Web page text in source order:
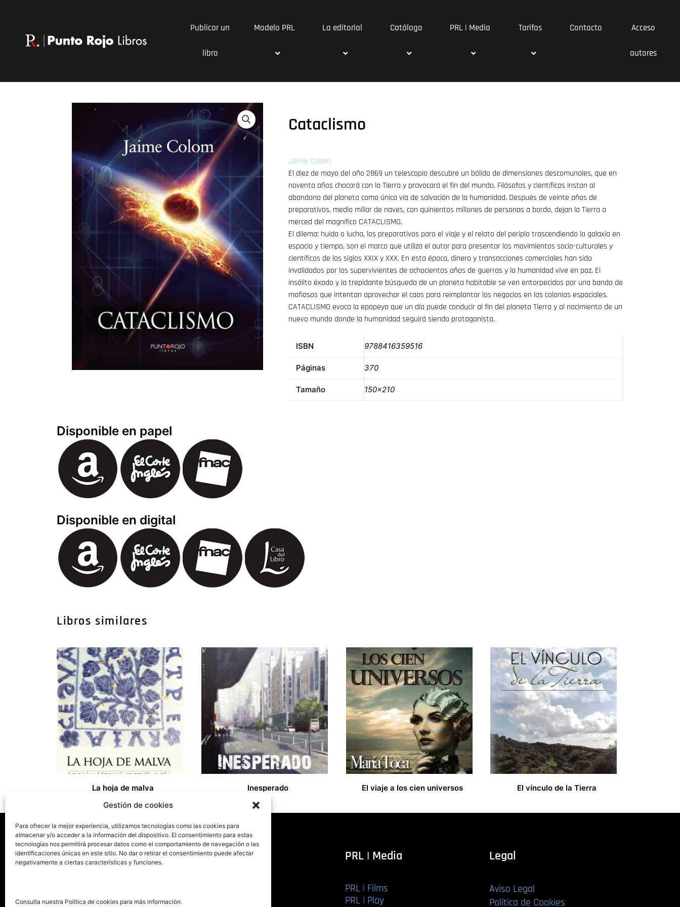
Gestión de cookies
Para ofrecer la mejor experiencia, utilizamos tecnologías como las cookies para
almacenar y/o acceder a la información del dispositivo. El consentimiento para estas
tecnologías nos permitirá procesar datos como el comportamiento de navegación o las
identificaciones únicas en este sitio. No dar o retirar el consentimiento puede afectar
negativamente a ciertas características y funciones.
Consulta nuestra Política de cookies para más información.
Publicar un
libro
Modelo PRL La editorial Catálogo PRL | Media Tarifas Contacto Acceso
autores
Cataclismo
Jaime Colom
El diez de mayo del año 2869 un telescopio descubre un bólido de dimensiones descomunales, que en
noventa años chocará con la Tierra y provocará el fin del mundo. Filósofos y científicos instan al
abandono del planeta como única vía de salvación de la humanidad. Después de veinte años de
preparativos, medio millar de naves, con quinientos millones de personas a bordo, dejan la Tierra a
merced del magnífico CATACLISMO.
El dilema: huida o lucha, los preparativos para el viaje y el relato del periplo trascendiendo la galaxia en
espacio y tiempo, son el marco que utiliza el autor para presentar los movimientos socio-culturales y
científicos de los siglos XXIX y XXX. En esta época, dinero y transacciones comerciales han sido
invalidados por los supervivientes de ochocientos años de guerras y la humanidad vive en paz. El
insólito éxodo y la trepidante búsqueda de un planeta habitable se ven entorpecidos por una banda de
mafiosos que intentan aprovechar el caos para reimplantar los negocios en las colonias espaciales.
CATACLISMO evoca la epopeya que un día puede conducir al fin del planeta Tierra y al nacimiento de un
nuevo mundo donde la humanidad seguirá siendo protagonista.
ISBN 9788416359516
Páginas 370
Tamaño 150×210
Disponible en papel
Disponible en digital
Libros similares
La hoja de malva Inesperado El viaje a los cien universos El vínculo de la Tierra
pionero de autoedición
La editorial PRL | Media
PRL | Films
PRL | Play
Legal
Aviso Legal
Política de Cookies